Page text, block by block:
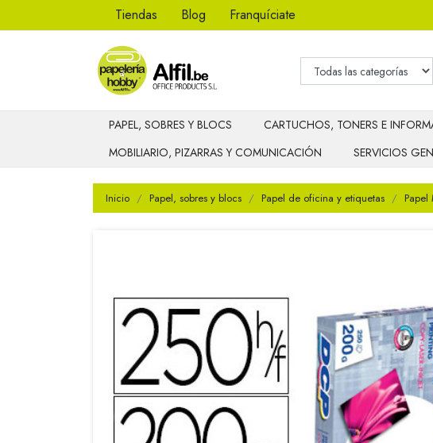
Tiendas Blog Franquíciate
PAPEL, SOBRES Y BLOCS CARTUCHOS, TONERS E
MOBILIARIO, PIZARRAS Y COMUNICACIÓN
SERVICIOS
Inicio Papel, sobres y blocs Papel de oficina y etiquetas